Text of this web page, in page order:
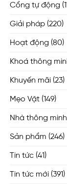
Cổng tự động
Giải pháp (220)
Hoạt động (80)
Khoá thông
Khuyến mãi (23)
Mẹo Vặt (149)
Nhà thông minh
Sản phẩm (246)
Tin tức (41)
Tin tức mới (391)